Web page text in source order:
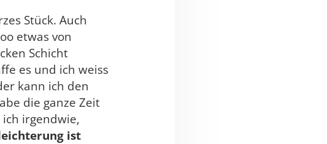
Stück. Auch
etwas von
Schicht
es und ich weiss
kann ich den
die ganze Zeit
irgendwie,
ist